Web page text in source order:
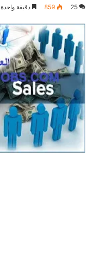
25
859 دقيقة واحدة